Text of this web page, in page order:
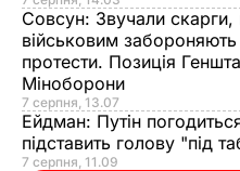
Совсун: Звучали
військовим
протести. Позиція
Міноборони
7 серпня, 13.07
Ейдман: Путін
підставить голову "під
7 серпня, 11.09